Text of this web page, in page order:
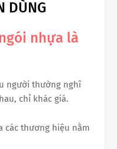
DÙNG
nhựa là
người thường nghĩ
chỉ khác giá.
các thương hiệu nằm